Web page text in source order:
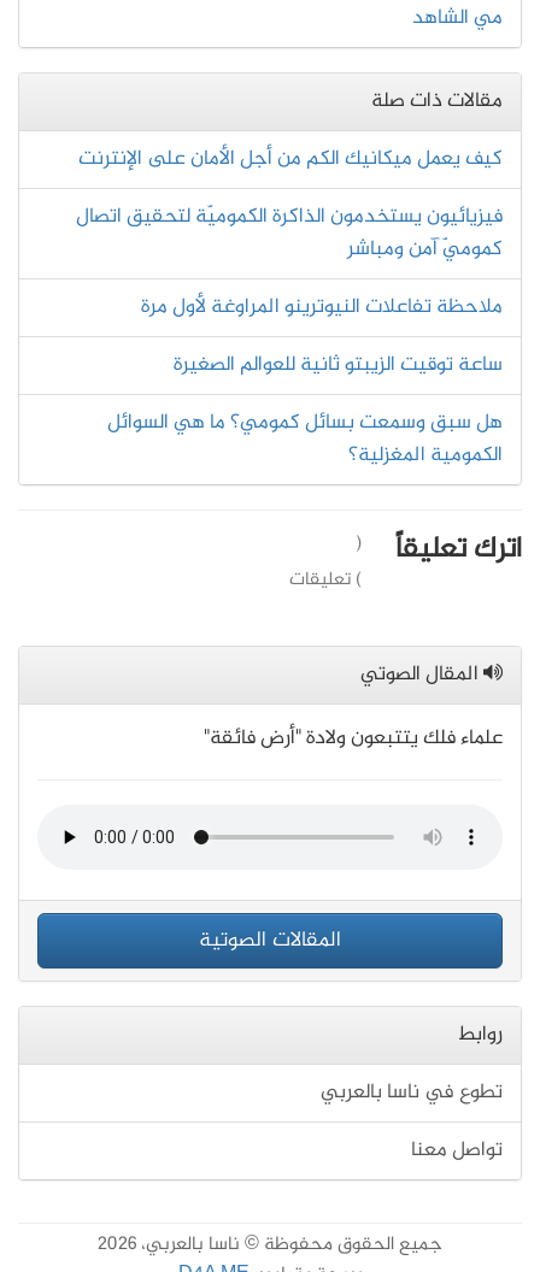
مي الشاهد
مقالات ذات صلة
كيف يعمل ميكانيك الكم من أجل الأمان على الإنترنت
فيزيائيون يستخدمون الذاكرة الكموميّة لتحقيق اتصال
كموميّ آمن ومباشر
ملاحظة تفاعلات النيوترينو المراوغة لأول مرة
ساعة توقيت الزيبتو ثانية للعوالم الصغيرة
هل سبق وسمعت بسائل كمومي؟ ما هي السوائل
الكمومية المغزلية؟
اترك تعليقاً
(
) تعليقات
المقال الصوتي
علماء فلك يتتبعون ولادة "أرض فائقة"
المقالات الصوتية
روابط
تطوع في ناسا بالعربي
تواصل معنا
جميع الحقوق محفوظة © ناسا بالعربي، 2026